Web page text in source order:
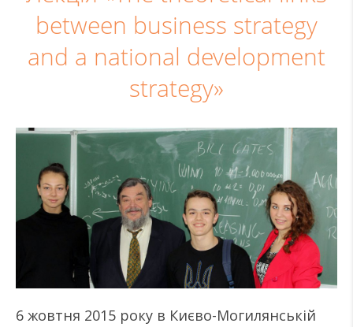
between business strategy
and a national development
strategy»
6 жовтня 2015 року в Києво-Могилянській